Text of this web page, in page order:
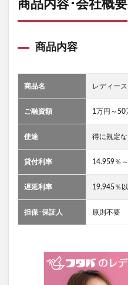
商品内容･会社概要
商品内容
商品名 レディー
ご融資額 1万円～50
使途 得に規定な
貸付利率 14.959％
遅延利率 19.945％
担保･保証人 原則不要